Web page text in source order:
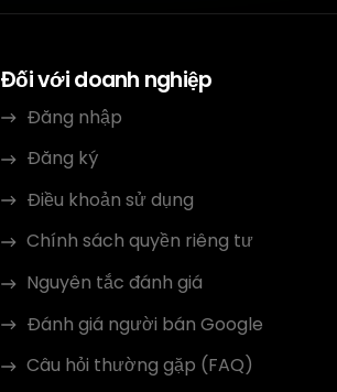
Đối với doanh nghiệp
Đăng nhập
Đăng ký
Điều khoản sử dụng
Chính sách quyền riêng tư
Nguyên tắc đánh giá
Đánh giá người bán Google
Câu hỏi thường gặp (FAQ)